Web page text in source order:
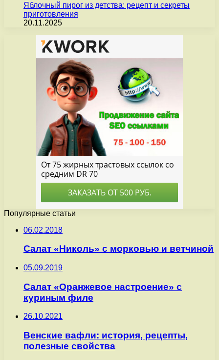
Яблочный пирог из детства: рецепт и секреты
приготовления
20.11.2025
Популярные статьи
06.02.2018
Салат «Николь» с морковью и ветчиной
05.09.2019
Салат «Оранжевое настроение» с
куриным филе
26.10.2021
Венские вафли: история, рецепты,
полезные свойства